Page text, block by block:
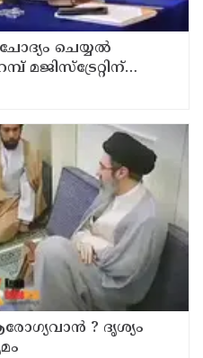
ചെയ്യല്‍
മജിസ്ട്രേറ്റിന്
? ദൃശ്യം